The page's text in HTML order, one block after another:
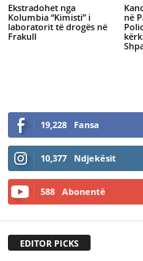
Ekstradohet nga
Kolumbia “Kimisti” i
laboratorit të drogës në
Frakull
në
19,228 Fansa
10,377 Ndjekësit
588 Abonentë
EDITOR PICKS